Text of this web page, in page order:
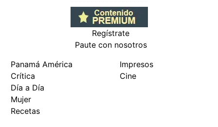
Regístrate
Paute con nosotros
Panamá América
Crítica
Día a Día
Mujer
Recetas
Impresos
Cine